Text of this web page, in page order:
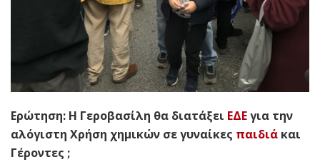
Ερώτηση: Η Γεροβασίλη θα διατάξει ΕΔΕγια την
αλόγιστη Χρήση χημικών σε γυναίκες παιδιά και
Γέροντες ;